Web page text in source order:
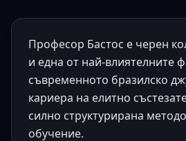
Професор Бастос е черен
и една от най-влиятелните
съвременното бразилско
кариера на елитно
силно структурирана
обучение.